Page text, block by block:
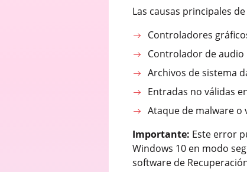
Las causas principales
Controladores
Controlador de audio
Archivos de sistema
Entradas no válidas
Ataque de malware o
Importante: Este error
Windows 10 en modo
software de